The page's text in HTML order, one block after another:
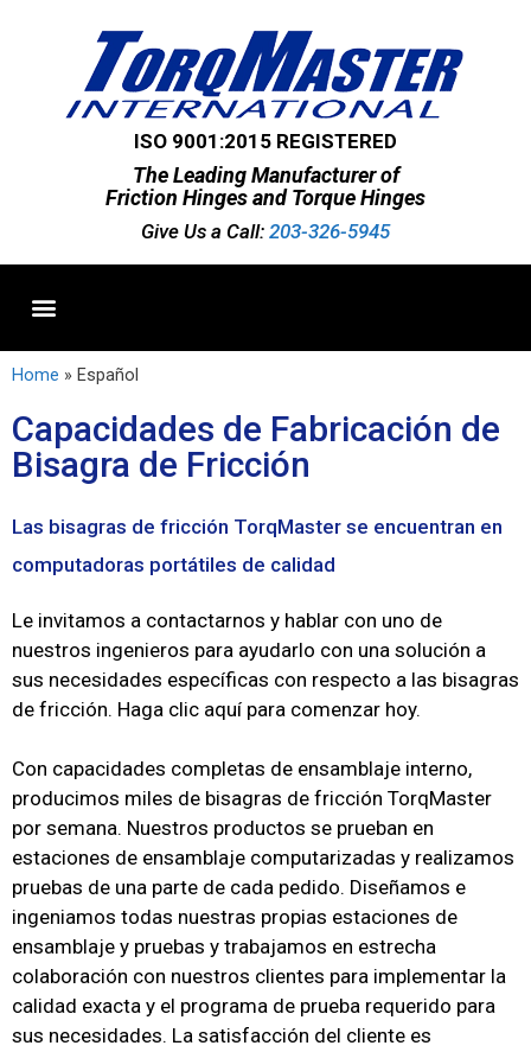
ISO 9001:2015 REGISTERED
The Leading Manufacturer of
Friction Hinges and Torque Hinges
Give Us a Call: 203-326-5945
Home » Español
Capacidades de Fabricación de
Bisagra de Fricción
Las bisagras de fricción TorqMaster se encuentran en
computadoras portátiles de calidad
Le invitamos a contactarnos y hablar con uno de
nuestros ingenieros para ayudarlo con una solución a
sus necesidades específicas con respecto a las bisagras
de fricción. Haga clic aquí para comenzar hoy.
Con capacidades completas de ensamblaje interno,
producimos miles de bisagras de fricción TorqMaster
por semana. Nuestros productos se prueban en
estaciones de ensamblaje computarizadas y realizamos
pruebas de una parte de cada pedido. Diseñamos e
ingeniamos todas nuestras propias estaciones de
ensamblaje y pruebas y trabajamos en estrecha
colaboración con nuestros clientes para implementar la
calidad exacta y el programa de prueba requerido para
sus necesidades. La satisfacción del cliente es